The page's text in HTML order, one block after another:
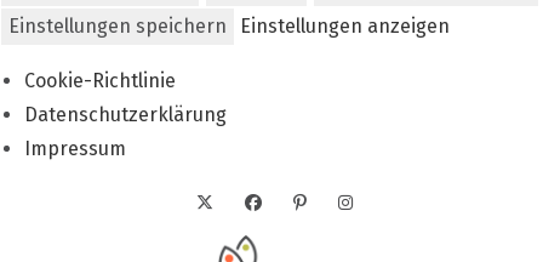
Einstellungen speichern
Einstellungen anzeigen
Cookie-Richtlinie
Datenschutzerklärung
Impressum